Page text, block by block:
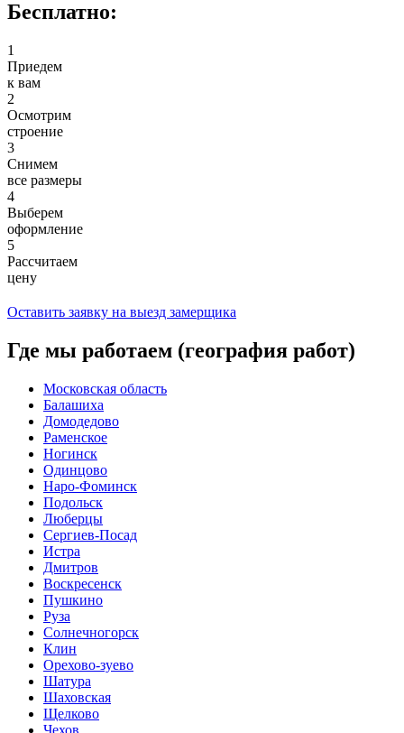
Бесплатно:
1
Приедем
к вам
2
Осмотрим
строение
3
Снимем
все размеры
4
Выберем
оформление
5
Рассчитаем
цену
Оставить заявку на выезд замерщика
Где мы работаем (география работ)
Московская область
Балашиха
Домодедово
Раменское
Ногинск
Одинцово
Наро-Фоминск
Подольск
Люберцы
Сергиев-Посад
Истра
Дмитров
Воскресенск
Пушкино
Руза
Солнечногорск
Клин
Орехово-зуево
Шатура
Шаховская
Щелково
Чехов